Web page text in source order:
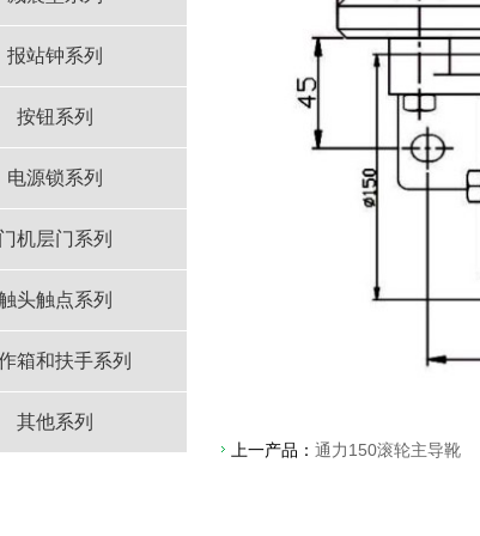
报站钟系列
按钮系列
电源锁系列
门机层门系列
头触点系列
箱和扶手系列
其他系列
上一产品： 通力150滚轮主导靴